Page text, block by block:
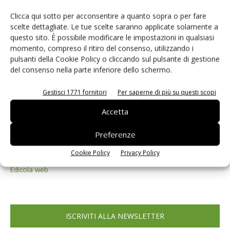
Clicca qui sotto per acconsentire a quanto sopra o per fare
scelte dettagliate. Le tue scelte saranno applicate solamente a
questo sito. È possibile modificare le impostazioni in qualsiasi
momento, compreso il ritiro del consenso, utilizzando i
pulsanti della Cookie Policy o cliccando sul pulsante di gestione
del consenso nella parte inferiore dello schermo.
Gestisci 1771 fornitori Per saperne di più su questi scopi
Accetta
Preferenze
Cookie Policy Privacy Policy
Edicola web
PCB Magazine
Edicola web
ISCRIVITI ALLA NEWSLETTER